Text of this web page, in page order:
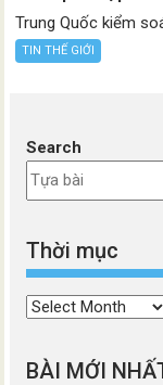
Trung Quốc kiểm
TIN THẾ GIỚI
Search
Thời mục
Thời
BÀI MỚI